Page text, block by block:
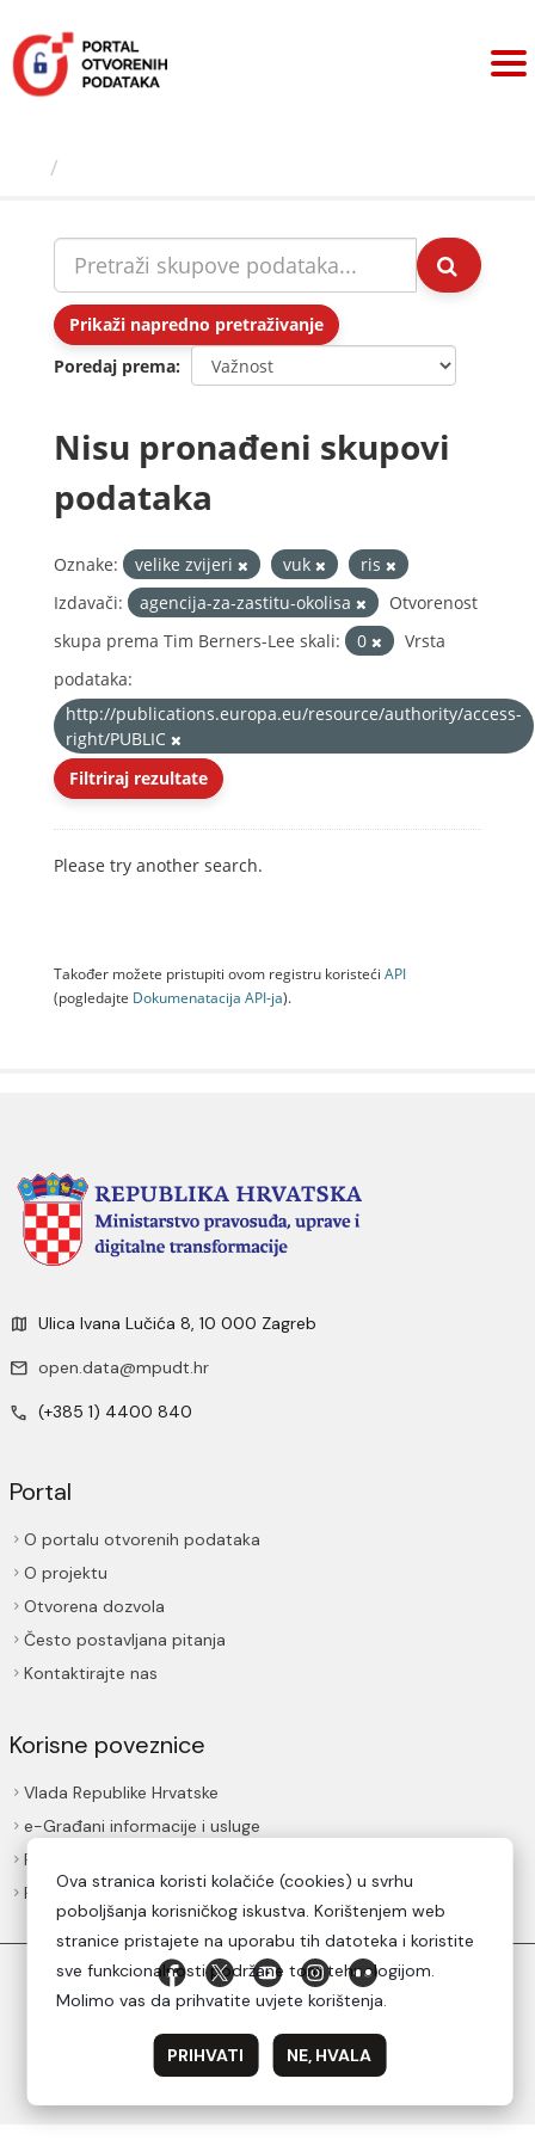
sadržaj
Prikaži napredno pretraživanje
Poredaj prema
Nisu pronađeni skupovi
podataka
Oznake: velike zvijeri vuk
ris
Izdavači:
agencija-za-zastitu-okolisa
Otvorenost
skupa prema Tim Berners-Lee skali:
0
Vrsta
podataka:
http://publications.europa.eu/resource/authority/access-
right/PUBLIC
Filtriraj rezultate
Please try another search.
Također možete pristupiti ovom registru koristeći API
(pogledajte Dokumenаtаcijа API-jа).